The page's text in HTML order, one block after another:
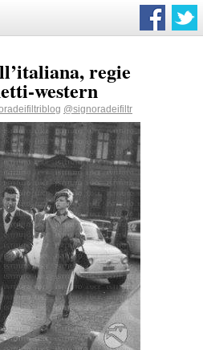
regie
western
@signoradeifiltr